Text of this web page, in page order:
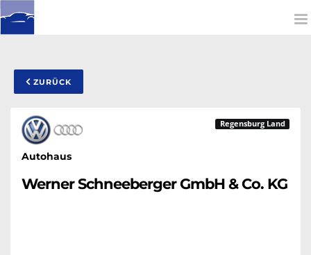
ZURÜCK
Regensburg Land
Autohaus
Werner Schneeberger GmbH & Co. KG